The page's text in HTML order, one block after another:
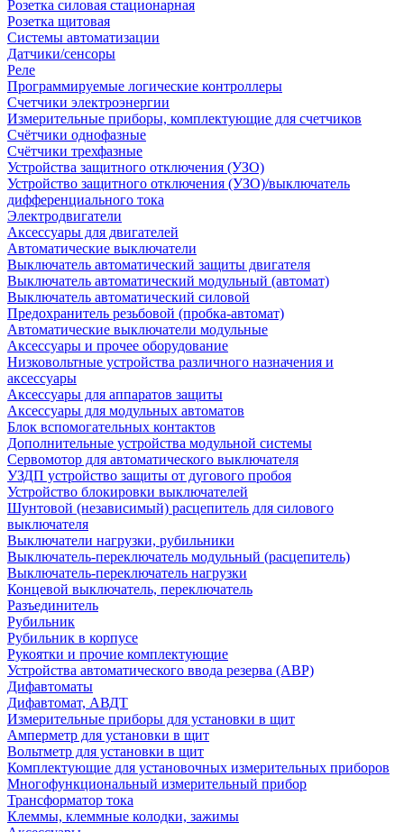
Розетка силовая стационарная
Розетка щитовая
Системы автоматизации
Датчики/сенсоры
Реле
Программируемые логические контроллеры
Счетчики электроэнергии
Измерительные приборы, комплектующие для счетчиков
Счётчики однофазные
Счётчики трехфазные
Устройства защитного отключения (УЗО)
Устройство защитного отключения (УЗО)/выключатель
дифференциального тока
Электродвигатели
Аксессуары для двигателей
Автоматические выключатели
Выключатель автоматический защиты двигателя
Выключатель автоматический модульный (автомат)
Выключатель автоматический силовой
Предохранитель резьбовой (пробка-автомат)
Автоматические выключатели модульные
Аксессуары и прочее оборудование
Низковольтные устройства различного назначения и
аксессуары
Аксессуары для аппаратов защиты
Аксессуары для модульных автоматов
Блок вспомогательных контактов
Дополнительные устройства модульной системы
Сервомотор для автоматического выключателя
УЗДП устройство защиты от дугового пробоя
Устройство блокировки выключателей
Шунтовой (независимый) расцепитель для силового
выключателя
Выключатели нагрузки, рубильники
Выключатель-переключатель модульный (расцепитель)
Выключатель-переключатель нагрузки
Концевой выключатель, переключатель
Разъединитель
Рубильник
Рубильник в корпусе
Рукоятки и прочие комплектующие
Устройства автоматического ввода резерва (АВР)
Дифавтоматы
Дифавтомат, АВДТ
Измерительные приборы для установки в щит
Амперметр для установки в щит
Вольтметр для установки в щит
Комплектующие для установочных измерительных приборов
Многофункциональный измерительный прибор
Трансформатор тока
Клеммы, клеммные колодки, зажимы